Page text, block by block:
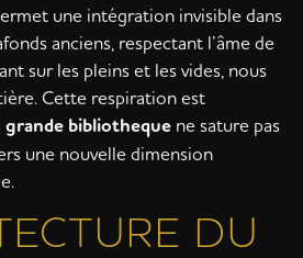
une intégration invisible dans
anciens, respectant l’âme de
sur les pleins et les vides, nous
Cette respiration est
grande bibliotheque ne sature pas
une nouvelle dimension
DU